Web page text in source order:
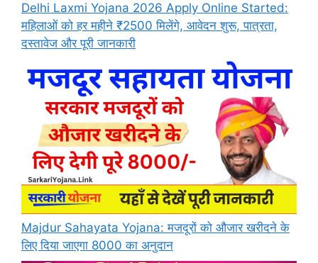
Delhi Laxmi Yojana 2026 Apply Online Started:
महिलाओं को हर महीने ₹2500 मिलेंगे, आवेदन शुरू, पात्रता,
दस्तावेज और पूरी जानकारी
Majdur Sahayata Yojana: मजदूरों को औजार खरीदने के
लिए दिया जाएगा 8000 का अनुदान